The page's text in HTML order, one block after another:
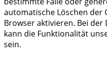
auto­ma­ti­sche Löschen der
Brow­ser akti­vie­ren. Bei der
kann die Funk­tio­na­li­tät
sein.